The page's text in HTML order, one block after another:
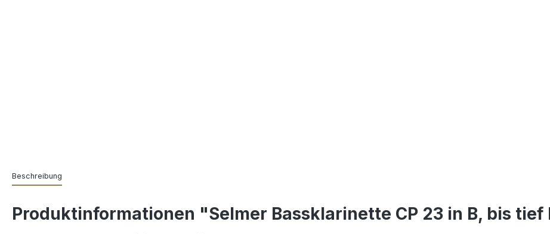
Beschreibung
Produktinformationen "Selmer Bassklarinette CP 23 in B, bis tief